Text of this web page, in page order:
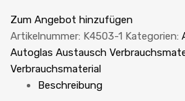
Zum Angebot hinzufügen
Artikelnummer: K4503-1 Kategorien:
Autoglas Austausch
Verbrauchsmaterial
Beschreibung